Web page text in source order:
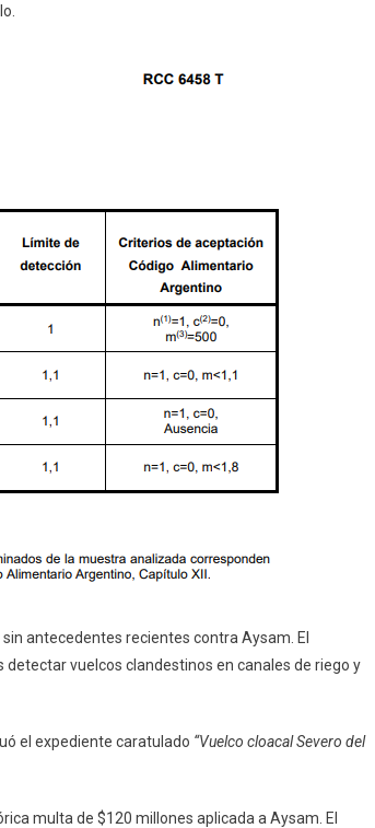
antecedentes recientes contra Aysam. El
vuelcos clandestinos en canales de riego y
el expediente caratulado “Vuelco cloacal Severo del
multa de $120 millones aplicada a Aysam. El